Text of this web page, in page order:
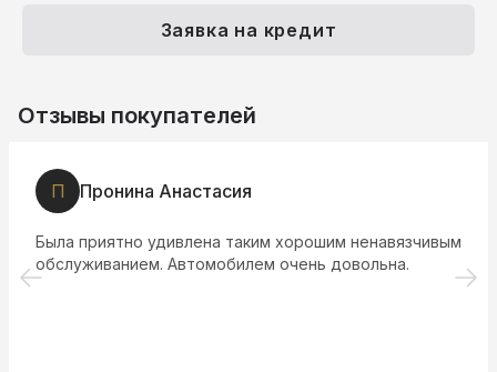
Заявка на кредит
Отзывы покупателей
П Пронина Анастасия
Была приятно удивлена таким хорошим ненавязчивым
обслуживанием. Автомобилем очень довольна.